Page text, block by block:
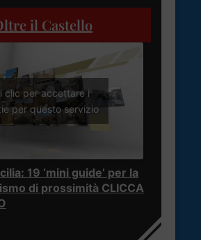
il Castello
clic per accettare i
per questo servizio
19 ‘mini guide’ per la
di prossimità CLICCA